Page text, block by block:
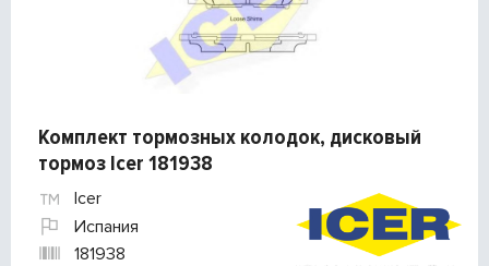
Комплект тормозных колодок, дисковый
тормоз Icer 181938
Icer
Испания
181938